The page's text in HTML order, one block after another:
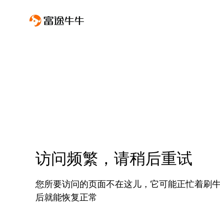
访问频繁，请稍后重试
您所要访问的页面不在这儿，它可能正忙着刷
后就能恢复正常